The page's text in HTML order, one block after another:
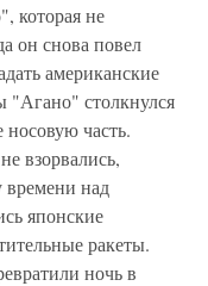
которая не
он снова повел
американские
"Агано" столкнулся
часть.
взорвались,
над
японские
ракеты.
ночь в